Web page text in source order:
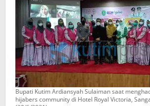
Bupati Kutim Ardiansyah Sulaiman saat
hijabers community di Hotel Royal Victoria,